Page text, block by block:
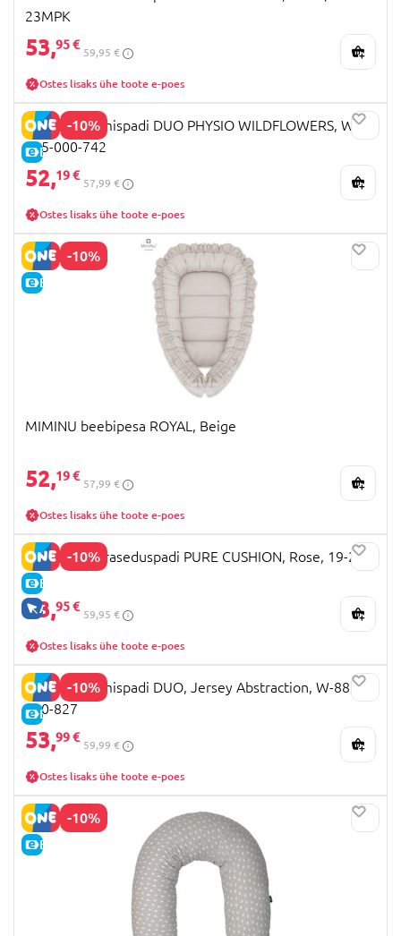
23MPK
53,95 €
59,95 €
Ostes lisaks ühe toote e-poes
-10%
E-HIND
CEBA imetamispadi DUO PHYSIO WILDFLOWERS, W-
885-000-742
52,19 €
57,99 €
Ostes lisaks ühe toote e-poes
-10%
E-HIND
MIMINU beebipesa ROYAL, Beige
52,19 €
57,99 €
Ostes lisaks ühe toote e-poes
-10%
E-HIND
AINULT VEEBIS
MARKLAND raseduspadi PURE CUSHION, Rose, 19-23R
53,95 €
59,95 €
Ostes lisaks ühe toote e-poes
-10%
E-HIND
CEBA imetamispadi DUO, Jersey Abstraction, W-885-
000-827
53,99 €
59,99 €
Ostes lisaks ühe toote e-poes
-10%
E-HIND